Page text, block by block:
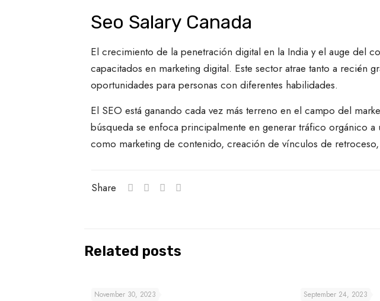
Seo Salary Canada
El crecimiento de la penetración digital en la India y el auge del
capacitados en marketing digital. Este sector atrae tanto a recién
oportunidades para personas con diferentes habilidades.
El SEO está ganando cada vez más terreno en el campo del
búsqueda se enfoca principalmente en generar tráfico orgánico
como marketing de contenido, creación de vínculos de
Share
Related posts
November 30, 2023 September 24, 2023